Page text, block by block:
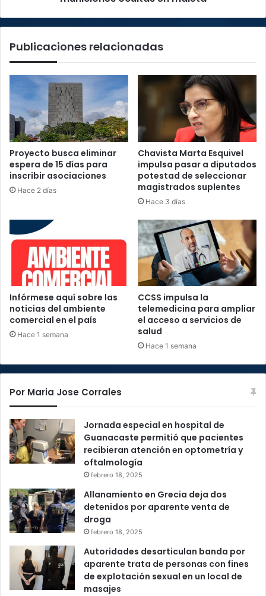
174
ocultas
Publicaciones relacionadas
Proyecto busca eliminar
espera de 15 días para
inscribir asociaciones
Hace 2 días
Chavista Marta Esquivel
impulsa pasar a diputados
potestad de seleccionar
magistrados suplentes
Hace 3 días
Infórmese aquí sobre las
noticias del ambiente
comercial en el país
Hace 1 semana
CCSS impulsa la
telemedicina para ampliar
el acceso a servicios de
salud
Hace 1 semana
Por Maria Jose Corrales
Jornada especial en hospital de
Guanacaste permitió que pacientes
recibieran atención en optometría y
oftalmología
febrero 18, 2025
Allanamiento en Grecia deja dos
detenidos por aparente venta de
droga
febrero 18, 2025
Autoridades desarticulan banda por
aparente trata de personas con fines
de explotación sexual en un local de
masajes